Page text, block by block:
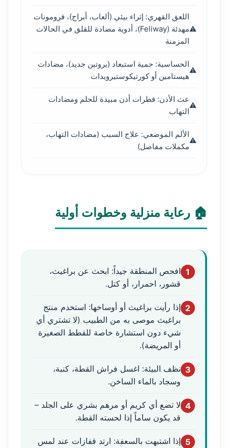
اللعق القهري: إثراء بيئي (ألعاب، أبراج)، فرومونات
مهدئة (Feliway)، أدوية مضادة للقلق في الحالات
المزمنة
الحساسية: حمية استبعاد (بروتين جديد)، مضادات
هيستامين أو كورتيكوستيرويدات
عث الأذن: قطرات أذن مبيدة للحلم ومضادات
التهاب
الألم الموضعي: علاج السبب (مضادات التهاب،
مكملات مفاصل)
🏠 رعاية منزلية وخطوات أولية
1 افحص المنطقة جيداً: ابحث عن براغيث،
قشور، احمرار، أو كتل.
2 إذا رأيت براغيث أو أوساخها: استخدم منتج
براغيث موصى به من الطبيب (لا تشتري أي
شيء دون استشارة خاصة للقطط الصغيرة
أو المريضة).
3 نظف البيئة: اغسل فراش القطة، كنبة،
وسجاد بالماء الساخن.
4 لا تضع أي كريم أو مرهم بشري على الجلد –
قد يكون ساماً إذا لحسته القطة.
5 إذا اشتبهت بالسعفة: ارتد قفازات عند لمس